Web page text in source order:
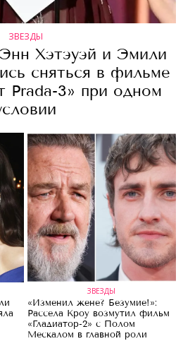
ЗВЕЗДЫ
Хэтэуэй и Эмили
сняться в фильме
Prada-3» при одном
ЗВЕЗДЫ
«Изменил жене? Безумие!»:
Рассела Кроу возмутил фильм
«Гладиатор-2» с Полом
Мескалом в главной роли